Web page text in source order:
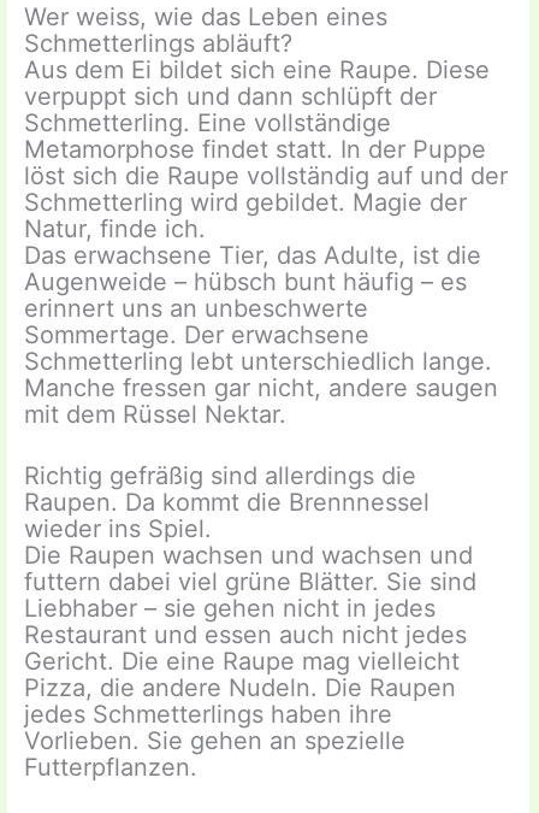
Wer weiss, wie das Leben eines
Schmetterlings abläuft?
Aus dem Ei bildet sich eine Raupe. Diese
verpuppt sich und dann schlüpft der
Schmetterling. Eine vollständige
Metamorphose findet statt. In der Puppe
löst sich die Raupe vollständig auf und der
Schmetterling wird gebildet. Magie der
Natur, finde ich.
Das erwachsene Tier, das Adulte, ist die
Augenweide – hübsch bunt häufig – es
erinnert uns an unbeschwerte
Sommertage. Der erwachsene
Schmetterling lebt unterschiedlich lange.
Manche fressen gar nicht, andere saugen
mit dem Rüssel Nektar.
Richtig gefräßig sind allerdings die
Raupen. Da kommt die Brennnessel
wieder ins Spiel.
Die Raupen wachsen und wachsen und
futtern dabei viel grüne Blätter. Sie sind
Liebhaber – sie gehen nicht in jedes
Restaurant und essen auch nicht jedes
Gericht. Die eine Raupe mag vielleicht
Pizza, die andere Nudeln. Die Raupen
jedes Schmetterlings haben ihre
Vorlieben. Sie gehen an spezielle
Futterpflanzen.